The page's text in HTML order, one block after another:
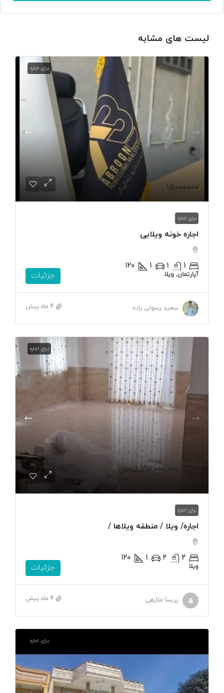
لیست های مشابه
برای اجاره
۱۵۰۰۰۰۰۰
برای اجاره
اجاره خونه ویلایی
1
1
1 ۱۲۰
آپارتمان, ویلا جزئیات
سعید رسولی زاده 4 ماه پیش
برای اجاره
150,000,000 تومان
برای اجاره
اجاره/ ویلا / منطقه ویلاها /
2
2
1
120
ویلا جزئیات
پریسا ملازهی 4 ماه پیش
برای اجاره